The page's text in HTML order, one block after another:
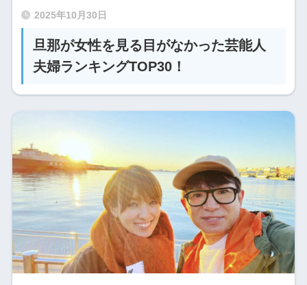
2025年10月30日
旦那が女性を見る目がなかった芸能人
夫婦ランキングTOP30！